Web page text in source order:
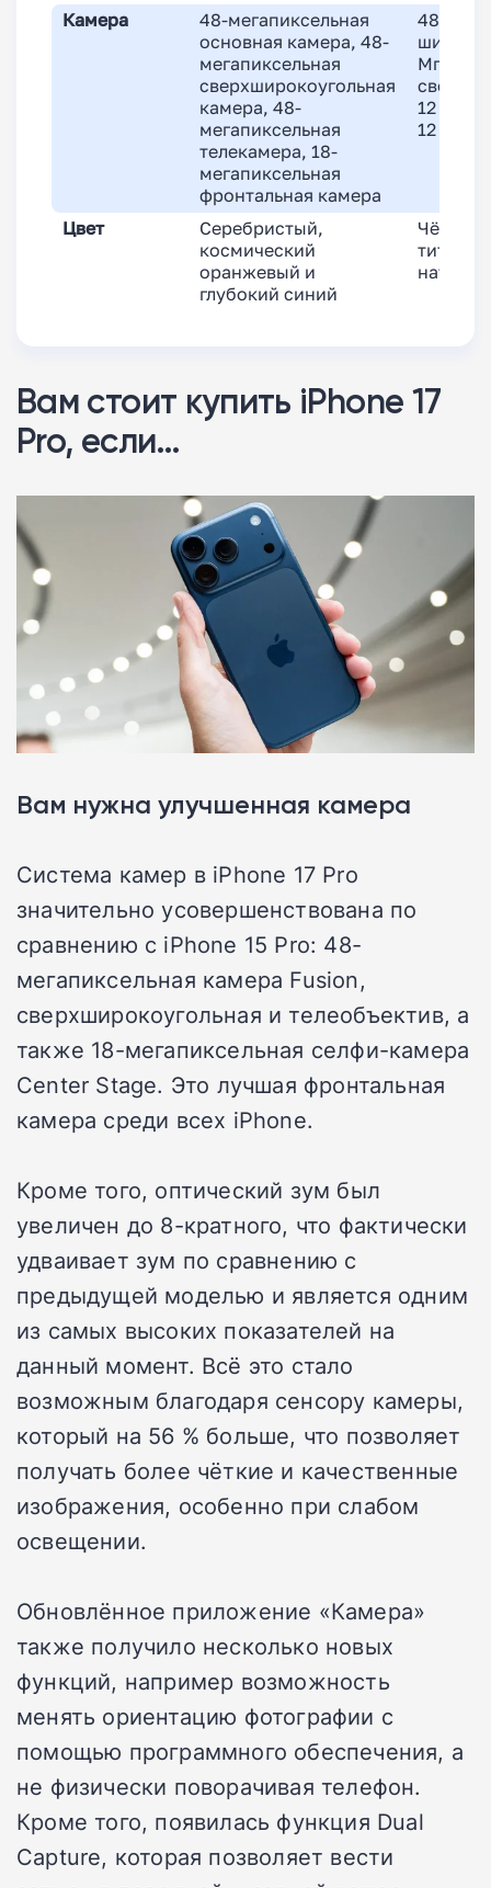
Камера
48-мегапиксельная
основная камера, 48-
мегапиксельная
сверхширокоугольная
камера, 48-
мегапиксельная
телекамера, 18-
мегапиксельная
фронтальная камера
48 Мп
Мп
12 Мп
12 Мп
Цвет
Серебристый,
космический
оранжевый и
глубокий синий
Чёрный
титан,
Вам стоит купить iPhone 17
Pro, если…
Вам нужна улучшенная камера
Система камер в iPhone 17 Pro
значительно усовершенствована по
сравнению с iPhone 15 Pro: 48-
мегапиксельная камера Fusion,
сверхширокоугольная и телеобъектив, а
также 18-мегапиксельная селфи-камера
Center Stage. Это лучшая фронтальная
камера среди всех iPhone.
Кроме того, оптический зум был
увеличен до 8-кратного, что фактически
удваивает зум по сравнению с
предыдущей моделью и является одним
из самых высоких показателей на
данный момент. Всё это стало
возможным благодаря сенсору камеры,
который на 56 % больше, что позволяет
получать более чёткие и качественные
изображения, особенно при слабом
освещении.
Обновлённое приложение «Камера»
также получило несколько новых
функций, например возможность
менять ориентацию фотографии с
помощью программного обеспечения, а
не физически поворачивая телефон.
Кроме того, появилась функция Dual
Capture, которая позволяет вести